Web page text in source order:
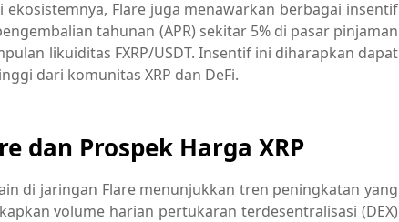
Flare juga menawarkan berbagai insentif
tahunan (APR) sekitar 5% di pasar pinjaman
likuiditas FXRP/USDT. Insentif ini diharapkan dapat
dari komunitas XRP dan DeFi.
dan Prospek Harga XRP
di jaringan Flare menunjukkan tren peningkatan yang
volume harian pertukaran terdesentralisasi (DEX)